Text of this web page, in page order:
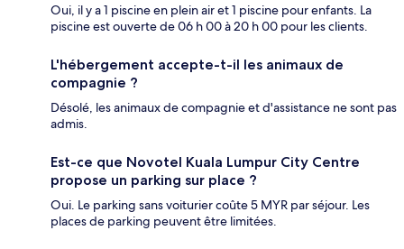
Oui, il y a 1 piscine en plein air et 1 piscine pour enfants. La
piscine est ouverte de 06 h 00 à 20 h 00 pour les clients.
L'hébergement accepte-t-il les animaux de
compagnie ?
Désolé, les animaux de compagnie et d'assistance ne sont pas
admis.
Est-ce que Novotel Kuala Lumpur City Centre
propose un parking sur place ?
Oui. Le parking sans voiturier coûte 5 MYR par séjour. Les
places de parking peuvent être limitées.